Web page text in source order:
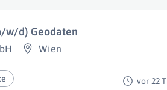
w/d) Geodaten
Wien
vor 22 T